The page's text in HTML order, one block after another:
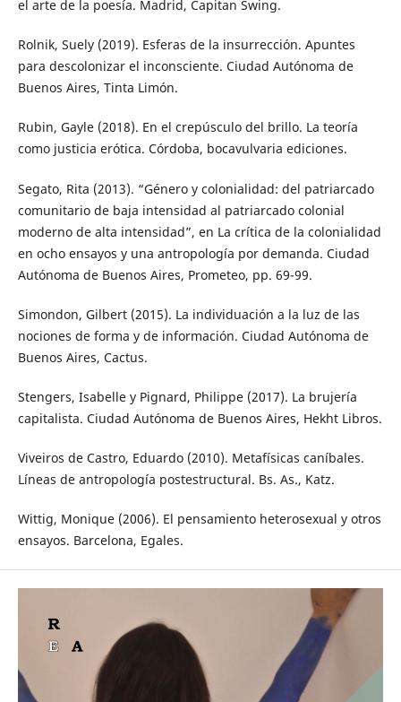
el arte de la poesía. Madrid, Capitan Swing.
Rolnik, Suely (2019). Esferas de la insurrección. Apuntes
para descolonizar el inconsciente. Ciudad Autónoma de
Buenos Aires, Tinta Limón.
Rubin, Gayle (2018). En el crepúsculo del brillo. La teoría
como justicia erótica. Córdoba, bocavulvaria ediciones.
Segato, Rita (2013). “Género y colonialidad: del patriarcado
comunitario de baja intensidad al patriarcado colonial
moderno de alta intensidad”, en La crítica de la colonialidad
en ocho ensayos y una antropología por demanda. Ciudad
Autónoma de Buenos Aires, Prometeo, pp. 69-99.
Simondon, Gilbert (2015). La individuación a la luz de las
nociones de forma y de información. Ciudad Autónoma de
Buenos Aires, Cactus.
Stengers, Isabelle y Pignard, Philippe (2017). La brujería
capitalista. Ciudad Autónoma de Buenos Aires, Hekht Libros.
Viveiros de Castro, Eduardo (2010). Metafísicas caníbales.
Líneas de antropología postestructural. Bs. As., Katz.
Wittig, Monique (2006). El pensamiento heterosexual y otros
ensayos. Barcelona, Egales.